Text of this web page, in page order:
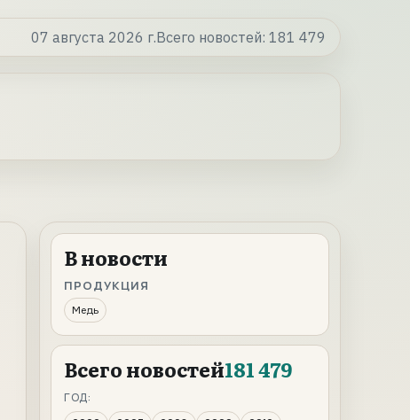
07 августа 2026 г.Всего новостей: 181 479
В новости
ПРОДУКЦИЯ
Медь
Всего новостей181 479
ГОД: